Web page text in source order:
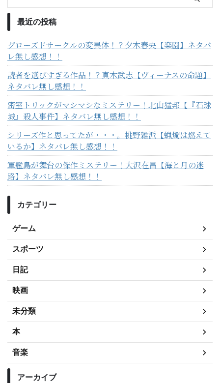
最近の投稿
グローズドサークルの変異体！？夕木春央【楽園】ネタバ
レ無し感想！！
読者を選びすぎる作品！？真木武志【ヴィーナスの命題】
ネタバレ無し感想！！
密室トリックがマシマシなミステリー！北山猛邦【『石球
城』殺人事件】ネタバレ無し感想！！
シリーズ作と思ってたが・・・。桃野雑派【蝋燭は燃えて
いるか】ネタバレ無し感想！！
軍艦島が舞台の傑作ミステリー！大沢在昌【海と月の迷
路】ネタバレ無し感想！！
カテゴリー
ゲーム
スポーツ
日記
映画
未分類
本
音楽
アーカイブ